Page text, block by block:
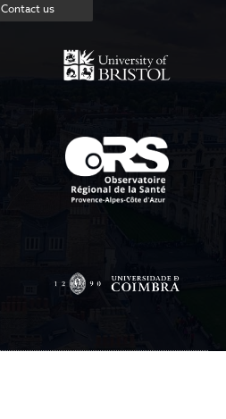
Contact us